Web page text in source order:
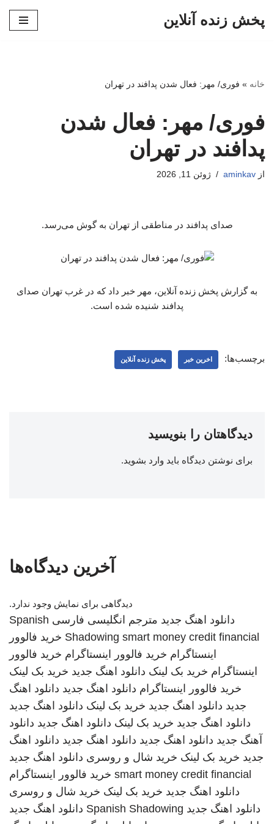
پخش زنده آنلاین
خانه » فوری/ مهر: فعال شدن پدافند در تهران
فوری/ مهر: فعال شدن
پدافند در تهران
از aminkav ژوئن 11, 2026
صدای پدافند در مناطقی از تهران به گوش‌ می‌رسد.
به گزارش پخش زنده آنلاین، مهر خبر داد که در غرب تهران صدای‌
پدافند شنیده شده است.
برچسب‌ها: اخرین خبر پخش زنده آنلاین
دیدگاهتان را بنویسید
برای نوشتن دیدگاه باید وارد بشوید.
آخرین دیدگاه‌ها
دیدگاهی برای نمایش وجود ندارد.
دانلود اهنگ جدید مترجم انگلیسی فارسی Spanish
Shadowing smart money credit financial
خرید فالوور
اینستاگرام خرید فالوور اینستاگرام خرید فالوور
اینستاگرام خرید بک لینک دانلود اهنگ جدید خرید بک لینک
خرید فالوور اینستاگرام دانلود اهنگ جدید دانلود اهنگ
جدید دانلود اهنگ جدید خرید بک لینک دانلود اهنگ جدید
دانلود اهنگ جدید خرید بک لینک دانلود اهنگ جدید دانلود
آهنگ جدید دانلود اهنگ جدید دانلود اهنگ جدید دانلود اهنگ
جدید خرید بک لینک خرید شال و روسری دانلود اهنگ جدید
smart money credit financial خرید فالوور اینستاگرام
دانلود اهنگ جدید خرید بک لینک خرید شال و روسری
دانلود اهنگ جدید Spanish Shadowing دانلود اهنگ جدید